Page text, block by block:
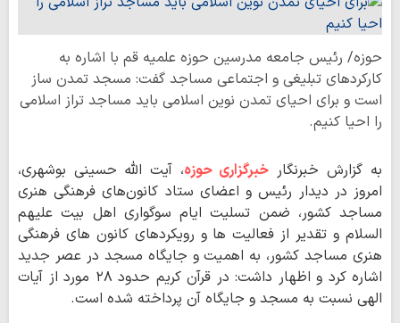
حوزه/ رئیس جامعه مدرسین حوزه علمیه قم با اشاره به
کارکردهای تبلیغی و اجتماعی مساجد گفت: مسجد تمدن ساز
است و برای احیای تمدن نوین اسلامی باید مساجد تراز اسلامی
را احیا کنیم.
به گزارش خبرنگار خبرگزاری حوزه، آیت الله حسینی بوشهری،
امروز در دیدار رئیس و اعضای ستاد کانون‌های فرهنگی هنری
مساجد کشور، ضمن تسلیت ایام سوگواری اهل بیت علیهم
السلام و تقدیر از فعالیت ها و رویکردهای کانون های فرهنگی
هنری مساجد کشور، به اهمیت و جایگاه مسجد در عصر جدید
اشاره کرد و اظهار داشت: در قرآن کریم حدود ۲۸ مورد از آیات
الهی نسبت به مسجد و جایگاه آن پرداخته شده است.